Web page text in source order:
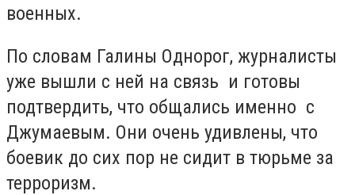
военных.
По словам Галины Однорог, журналисты
уже вышли с ней на связь и готовы
подтвердить, что общались именно с
Джумаевым. Они очень удивлены, что
боевик до сих пор не сидит в тюрьме за
терроризм.